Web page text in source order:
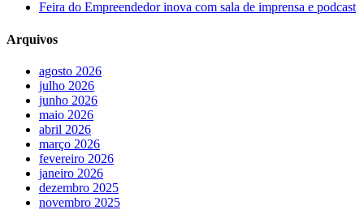
Feira do Empreendedor inova com sala de imprensa e podcast
Arquivos
agosto 2026
julho 2026
junho 2026
maio 2026
abril 2026
março 2026
fevereiro 2026
janeiro 2026
dezembro 2025
novembro 2025